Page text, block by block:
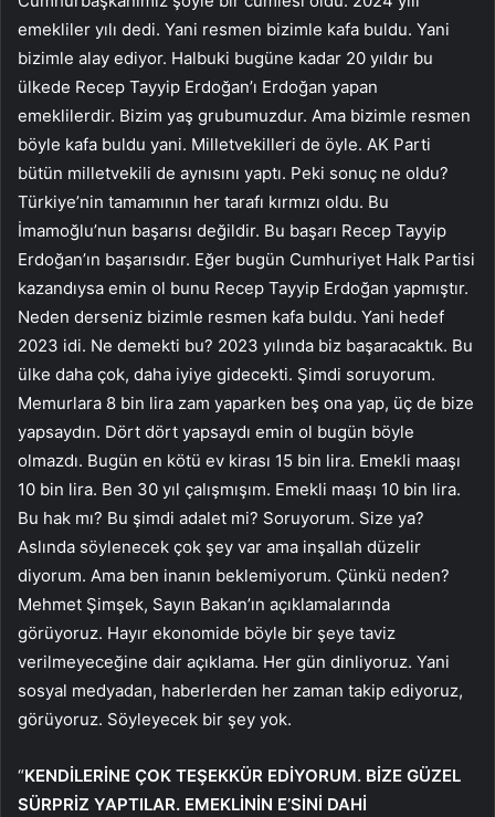
emekliler yılı dedi. Yani resmen bizimle kafa buldu. Yani
bizimle alay ediyor. Halbuki bugüne kadar 20 yıldır bu
ülkede Recep Tayyip Erdoğan’ı Erdoğan yapan
emeklilerdir. Bizim yaş grubumuzdur. Ama bizimle resmen
böyle kafa buldu yani. Milletvekilleri de öyle. AK Parti
bütün milletvekili de aynısını yaptı. Peki sonuç ne oldu?
Türkiye’nin tamamının her tarafı kırmızı oldu. Bu
İmamoğlu’nun başarısı değildir. Bu başarı Recep Tayyip
Erdoğan’ın başarısıdır. Eğer bugün Cumhuriyet Halk Partisi
kazandıysa emin ol bunu Recep Tayyip Erdoğan yapmıştır.
Neden derseniz bizimle resmen kafa buldu. Yani hedef
2023 idi. Ne demekti bu? 2023 yılında biz başaracaktık. Bu
ülke daha çok, daha iyiye gidecekti. Şimdi soruyorum.
Memurlara 8 bin lira zam yaparken beş ona yap, üç de bize
yapsaydın. Dört dört yapsaydı emin ol bugün böyle
olmazdı. Bugün en kötü ev kirası 15 bin lira. Emekli maaşı
10 bin lira. Ben 30 yıl çalışmışım. Emekli maaşı 10 bin lira.
Bu hak mı? Bu şimdi adalet mi? Soruyorum. Size ya?
Aslında söylenecek çok şey var ama inşallah düzelir
diyorum. Ama ben inanın beklemiyorum. Çünkü neden?
Mehmet Şimşek, Sayın Bakan’ın açıklamalarında
görüyoruz. Hayır ekonomide böyle bir şeye taviz
verilmeyeceğine dair açıklama. Her gün dinliyoruz. Yani
sosyal medyadan, haberlerden her zaman takip ediyoruz,
görüyoruz. Söyleyecek bir şey yok.
“KENDİLERİNE ÇOK TEŞEKKÜR EDİYORUM. BİZE GÜZEL
SÜRPRİZ YAPTILAR. EMEKLİNİN E’SİNİ DAHİ